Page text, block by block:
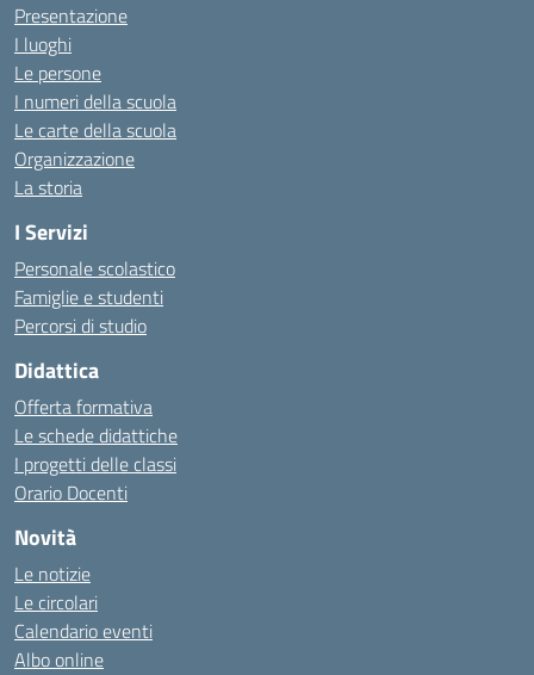
Presentazione
I luoghi
Le persone
I numeri della scuola
Le carte della scuola
Organizzazione
La storia
I Servizi
Personale scolastico
Famiglie e studenti
Percorsi di studio
Didattica
Offerta formativa
Le schede didattiche
I progetti delle classi
Orario Docenti
Novità
Le notizie
Le circolari
Calendario eventi
Albo online